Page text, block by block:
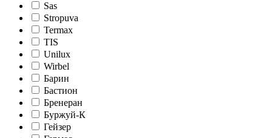
Sas
Stropuva
Termax
TIS
Unilux
Wirbel
Барин
Бастион
Бренеран
Буржуй-К
Гейзер